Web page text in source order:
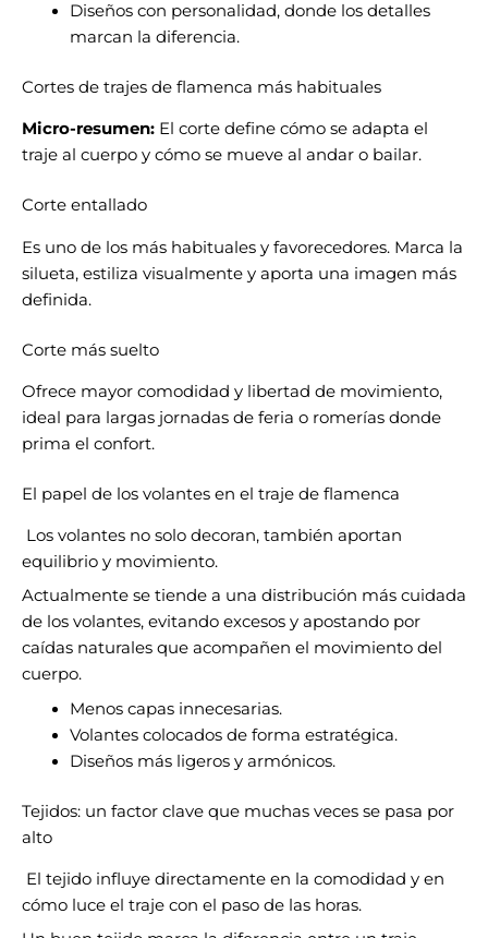
Diseños con personalidad, donde los detalles
marcan la diferencia.
Cortes de trajes de flamenca más habituales
Micro-resumen: El corte define cómo se adapta el
traje al cuerpo y cómo se mueve al andar o bailar.
Corte entallado
Es uno de los más habituales y favorecedores. Marca la
silueta, estiliza visualmente y aporta una imagen más
definida.
Corte más suelto
Ofrece mayor comodidad y libertad de movimiento,
ideal para largas jornadas de feria o romerías donde
prima el confort.
El papel de los volantes en el traje de flamenca
Los volantes no solo decoran, también aportan
equilibrio y movimiento.
Actualmente se tiende a una distribución más cuidada
de los volantes, evitando excesos y apostando por
caídas naturales que acompañen el movimiento del
cuerpo.
Menos capas innecesarias.
Volantes colocados de forma estratégica.
Diseños más ligeros y armónicos.
Tejidos: un factor clave que muchas veces se pasa por
alto
El tejido influye directamente en la comodidad y en
cómo luce el traje con el paso de las horas.